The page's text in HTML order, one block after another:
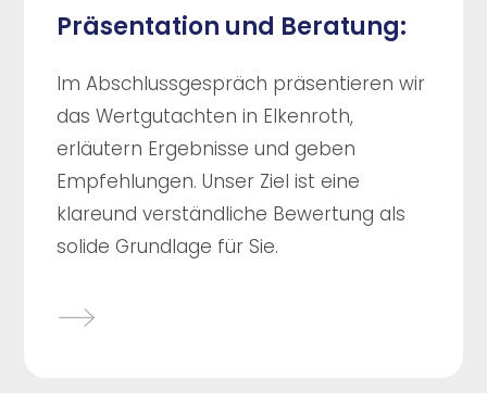
Präsentation und Beratung:
Im Abschlussgespräch präsentieren wir
das Wertgutachten in Elkenroth,
erläutern Ergebnisse und geben
Empfehlungen. Unser Ziel ist eine
klareund verständliche Bewertung als
solide Grundlage für Sie.